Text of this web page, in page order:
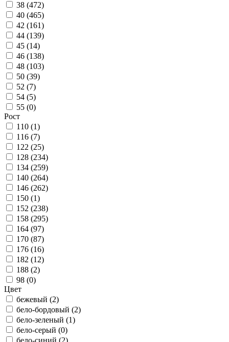
38 (472)
40 (465)
42 (161)
44 (139)
45 (14)
46 (138)
48 (103)
50 (39)
52 (7)
54 (5)
55 (0)
Рост
110 (1)
116 (7)
122 (25)
128 (234)
134 (259)
140 (264)
146 (262)
150 (1)
152 (238)
158 (295)
164 (97)
170 (87)
176 (16)
182 (12)
188 (2)
98 (0)
Цвет
бежевый (2)
бело-бордовый (2)
бело-зеленый (1)
бело-серый (0)
бело-синий (2)